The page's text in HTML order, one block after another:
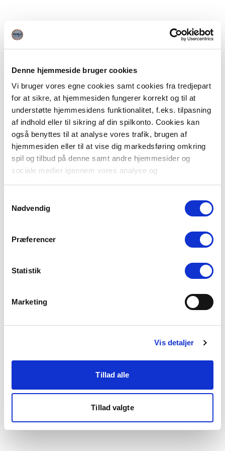
Denne hjemmeside bruger cookies
Vi bruger vores egne cookies samt cookies fra tredjepart
for at sikre, at hjemmesiden fungerer korrekt og til at
understøtte hjemmesidens funktionalitet, f.eks. tilpasning
af indhold eller til sikring af din spilkonto. Cookies kan
også benyttes til at analyse vores trafik, brugen af
hjemmesiden eller til at vise dig markedsføring omkring
spil og tilbud på denne samt andre hjemmesider og
sociale medier igennem vores analyse og
Du kan læse mere om vores brug af cookies under
"Detaljer" eller ved at klikke videre til vores Cookiepolitik,
Nødvendig
Præferencer
Statistik
Marketing
Vis detaljer
Tillad alle
Tillad valgte